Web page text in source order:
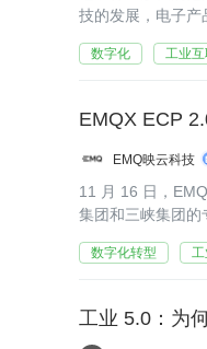
技的发展，电子产
数字化 工业
EMQX ECP
EMQ映云科技
11 月 16 日，
集团和三峡集团的
数字化转型
工业 5.0：为